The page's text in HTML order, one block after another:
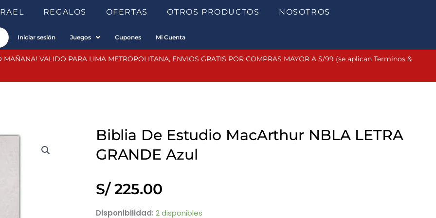
REGALOS OFERTAS OTROS PRODUCTOS NOSOTROS
Iniciar sesión Juegos Cupones Mi Cuenta
MAÑANA! VALIDO PARA LIMA METROPOLITANA, ENVIOS GRATIS POR COMPRAS MAYOR A S/99 (se aplican Terminos &
Biblia De Estudio MacArthur NBLA LETRA
GRANDE Azul
S/225.00
Disponibilidad: 2 disponibles
Biblia